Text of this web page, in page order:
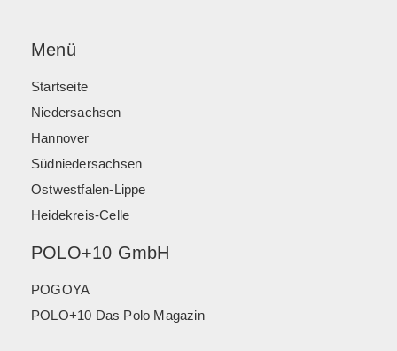
Menü
Startseite
Niedersachsen
Hannover
Südniedersachsen
Ostwestfalen-Lippe
Heidekreis-Celle
POLO+10 GmbH
POGOYA
POLO+10 Das Polo Magazin